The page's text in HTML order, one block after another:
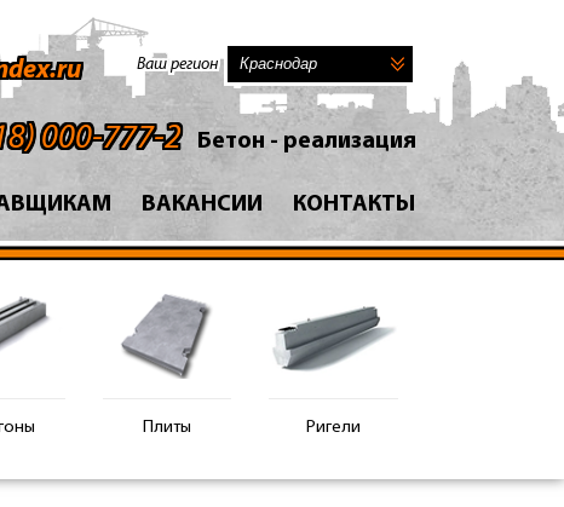
Ваш регион
000-777-2 Бетон - реализация
ВАКАНСИИ КОНТАКТЫ
Плиты Ригели